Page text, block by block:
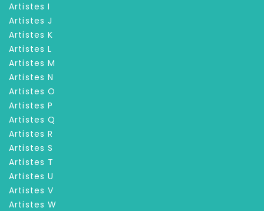
Artistes I
Artistes J
Artistes K
Artistes L
Artistes M
Artistes N
Artistes O
Artistes P
Artistes Q
Artistes R
Artistes S
Artistes T
Artistes U
Artistes V
Artistes W